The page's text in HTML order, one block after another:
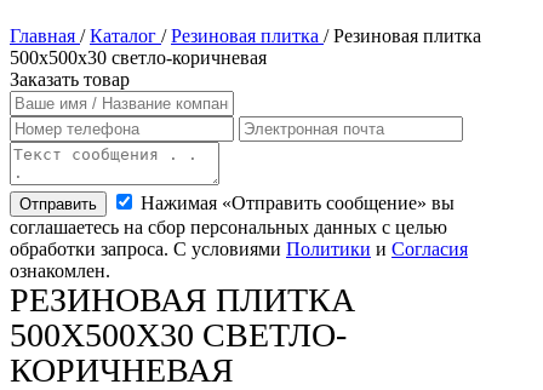
Главная /Каталог /Резиновая плитка /Резиновая плитка
500х500х30 светло-коричневая
Заказать товар
Отправить
Нажимая «Отправить сообщение» вы
соглашаетесь на сбор персональных данных с целью
обработки запроса. С условиями Политики и Согласия
ознакомлен.
РЕЗИНОВАЯ ПЛИТКА
500Х500Х30 СВЕТЛО-
КОРИЧНЕВАЯ